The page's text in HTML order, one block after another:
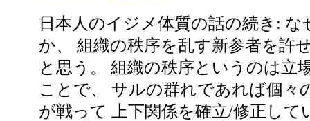
日本人のイジメ体質の話の続き:
か、 組織の秩序を乱す新参者を許
と思う。 組織の秩序というのは立
ことで、 サルの群れであれば個々
が戦って 上下関係を確立/修正して